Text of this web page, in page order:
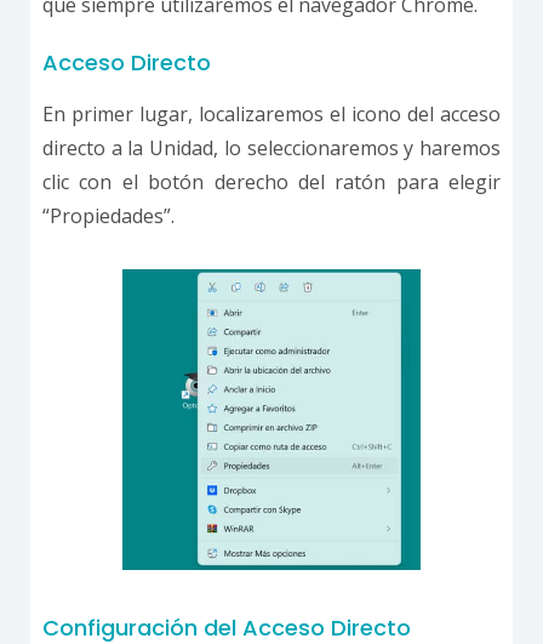
Acceso Directo
En primer lugar, localizaremos el icono del acceso
directo a la Unidad, lo seleccionaremos y haremos
clic con el botón derecho del ratón para elegir
“Propiedades”.
Configuración del Acceso Directo